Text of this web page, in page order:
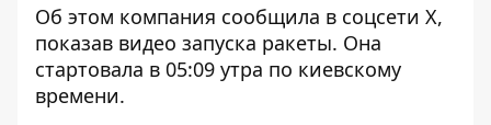
Об этом компания сообщила в соцсети Х,
показав видео запуска ракеты. Она
стартовала в 05:09 утра по киевскому
времени.